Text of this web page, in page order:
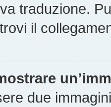
traduzione.
il
due